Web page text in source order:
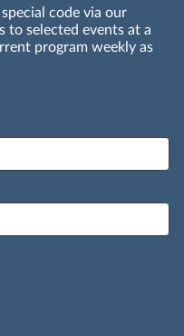
code via our
to selected events at a
program weekly as